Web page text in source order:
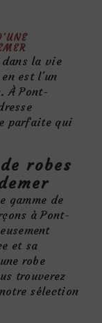
dans la vie
est l'un
À Pont-
parfaite qui
robes
gamme de
à Pont-
et sa
robe
trouverez
sélection